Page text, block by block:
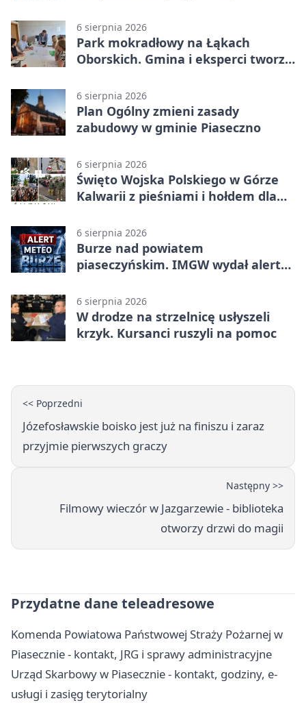
6 sierpnia 2026
Park mokradłowy na Łąkach
Oborskich. Gmina i eksperci tworzą
6 sierpnia 2026
Plan Ogólny zmieni zasady
zabudowy w gminie Piaseczno
6 sierpnia 2026
Święto Wojska Polskiego w Górze
Kalwarii z pieśniami i hołdem dla
6 sierpnia 2026
Burze nad powiatem
piaseczyńskim. IMGW wydał alert
6 sierpnia 2026
W drodze na strzelnicę usłyszeli
krzyk. Kursanci ruszyli na pomoc
<< Poprzedni
Józefosławskie boisko jest już na finiszu i zaraz
przyjmie pierwszych graczy
Następny >>
Filmowy wieczór w Jazgarzewie - biblioteka
otworzy drzwi do magii
Przydatne dane teleadresowe
Komenda Powiatowa Państwowej Straży Pożarnej w
Piasecznie - kontakt, JRG i sprawy administracyjne
Urząd Skarbowy w Piasecznie - kontakt, godziny, e-
usługi i zasięg terytorialny